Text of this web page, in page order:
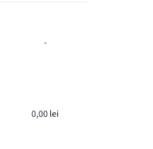
-
0,00 lei